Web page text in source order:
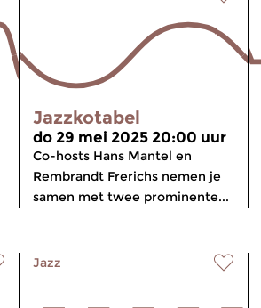
Jazzkotabel
do 29 mei 2025 20:00 uur
Co-hosts Hans Mantel en
Rembrandt Frerichs nemen je
samen met twee prominente...
Jazz